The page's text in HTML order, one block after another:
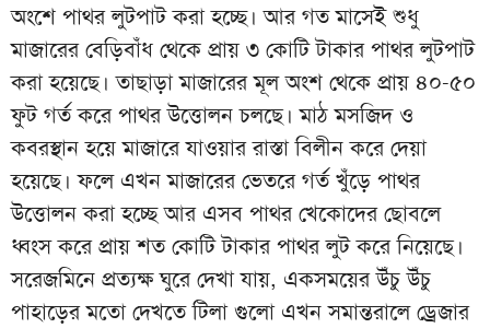
অংশে পাথর লুটপাট করা হচ্ছে। আর গত মাসেই শুধু
মাজারের বেড়িবাঁধ থেকে প্রায় ৩ কোটি টাকার পাথর লুটপাট
করা হয়েছে। তাছাড়া মাজারের মূল অংশ থেকে প্রায় ৪০-৫০
ফুট গর্ত করে পাথর উত্তোলন চলছে। মাঠ মসজিদ ও
কবরস্থান হয়ে মাজারে যাওয়ার রাস্তা বিলীন করে দেয়া
হয়েছে। ফলে এখন মাজারের ভেতরে গর্ত খুঁড়ে পাথর
উত্তোলন করা হচ্ছে আর এসব পাথর খেকোদের ছোবলে
ধ্বংস করে প্রায় শত কোটি টাকার পাথর লুট করে নিয়েছে।
সরেজমিনে প্রত্যক্ষ ঘুরে দেখা যায়, একসময়ের উঁচু উঁচু
পাহাড়ের মতো দেখতে টিলা গুলো এখন সমান্তরালে ড্রেজার